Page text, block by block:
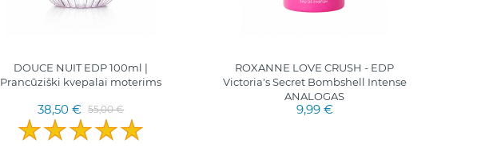
DOUCE NUIT EDP 100ml |
Prancūziški kvepalai moterims
38,50 € 55,00 €
ROXANNE LOVE CRUSH - EDP
Victoria's Secret Bombshell Intense
ANALOGAS
9,99 €